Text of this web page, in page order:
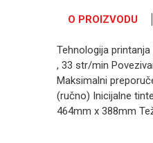
O PROIZVODU
Tehnologija
, 33 str/min
Maksimalni
(ručno) Inicijalne
464mm x 388mm